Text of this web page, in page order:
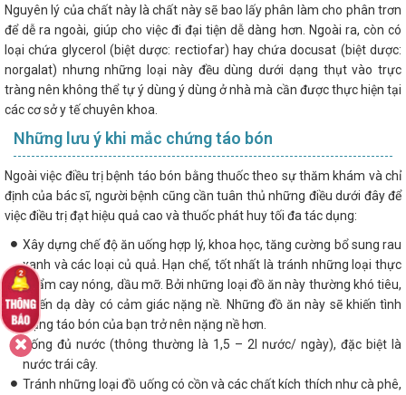
Nguyên lý của chất này là chất này sẽ bao lấy phân làm cho phân trơn
để dễ ra ngoài, giúp cho việc đi đại tiện dễ dàng hơn. Ngoài ra, còn có
loại chứa glycerol (biệt dược: rectiofar) hay chứa docusat (biệt dược:
norgalat) nhưng những loại này đều dùng dưới dạng thụt vào trực
tràng nên không thể tự ý dùng ý dùng ở nhà mà cần được thực hiện tại
các cơ sở y tế chuyên khoa.
Những lưu ý khi mắc chứng táo bón
Ngoài việc điều trị bệnh táo bón bằng thuốc theo sự thăm khám và chỉ
định của bác sĩ, người bệnh cũng cần tuân thủ những điều dưới đây để
việc điều trị đạt hiệu quả cao và thuốc phát huy tối đa tác dụng:
Xây dựng chế độ ăn uống hợp lý, khoa học, tăng cường bổ sung rau
xanh và các loại củ quả. Hạn chế, tốt nhất là tránh những loại thực
phẩm cay nóng, dầu mỡ. Bởi những loại đồ ăn này thường khó tiêu,
khiến dạ dày có cảm giác nặng nề. Những đồ ăn này sẽ khiến tình
trạng táo bón của bạn trở nên nặng nề hơn.
Uống đủ nước (thông thường là 1,5 – 2l nước/ ngày), đặc biệt là
nước trái cây.
Tránh những loại đồ uống có cồn và các chất kích thích như cà phê,